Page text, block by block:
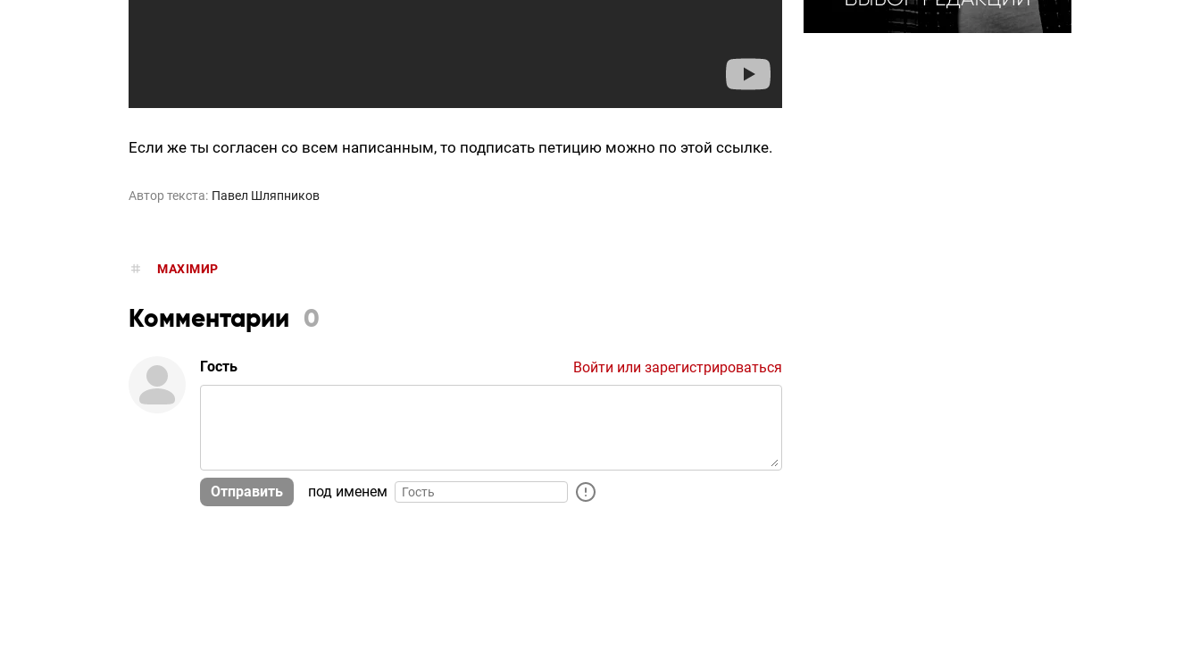
Если же ты согласен со всем написанным, то подписать петицию можно по этой ссылке.
Автор текста: Павел Шляпников
MAXIMИР
Комментарии 0
Гость Войти или зарегистрироваться
Отправить под именем